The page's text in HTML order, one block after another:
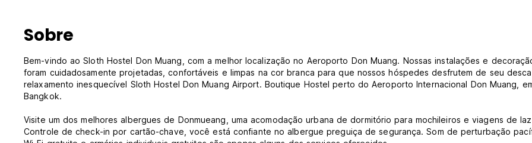
Sobre
Bem-vindo ao Sloth Hostel Don Muang, com a melhor localização no Aeroporto Don Muang. Nossas instalações e
foram cuidadosamente projetadas, confortáveis ​​e limpas na cor branca para que nossos hóspedes desfrutem de seu
relaxamento inesquecível Sloth Hostel Don Muang Airport. Boutique Hostel perto do Aeroporto Internacional Don Muang,
Bangkok.
Visite um dos melhores albergues de Donmueang, uma acomodação urbana de dormitório para mochileiros e viagens de
Controle de check-in por cartão-chave, você está confiante no albergue preguiça de segurança. Som de perturbação